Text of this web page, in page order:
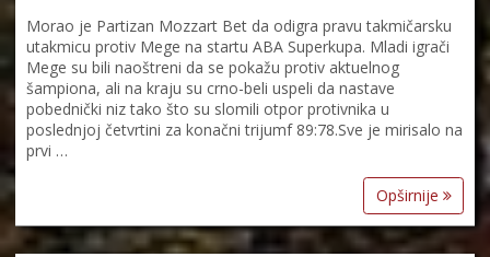
Morao je Partizan Mozzart Bet da odigra pravu takmičarsku
utakmicu protiv Mege na startu ABA Superkupa. Mladi igrači
Mege su bili naoštreni da se pokažu protiv aktuelnog
šampiona, ali na kraju su crno-beli uspeli da nastave
pobednički niz tako što su slomili otpor protivnika u
poslednjoj četvrtini za konačni trijumf 89:78.Sve je mirisalo na
prvi …
Opširnije